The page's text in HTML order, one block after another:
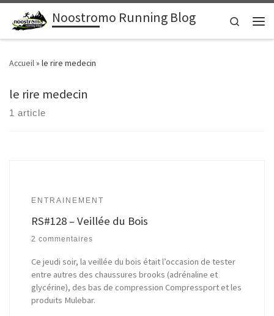
Passer au contenuNoostromo Running Blog
Search
Accueil» le rire medecin
le rire medecin
1 article
ENTRAINEMENT
RS#128 – Veillée du Bois
2 commentaires
Ce jeudi soir, la veillée du bois était l’occasion de tester
entre autres des chaussures brooks (adrénaline et
glycérine), des bas de compression Compressport et les
produits Mulebar.